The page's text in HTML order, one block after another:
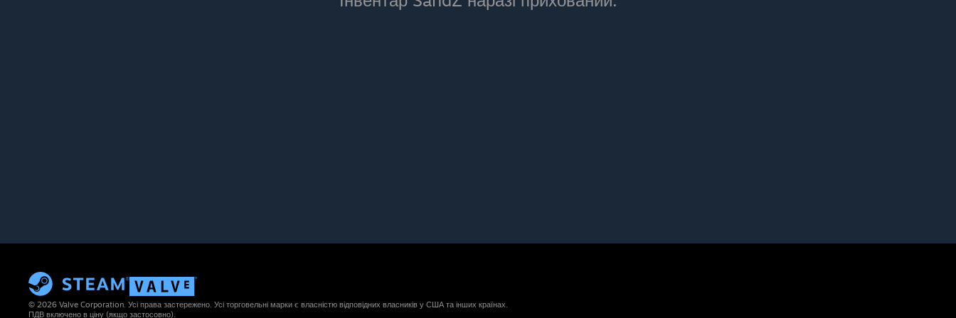
© 2026 Valve Corporation. Усі права застережено. Усі торговельні марки є власністю відповідних власників у США та інших країнах.
ПДВ включено в ціну (якщо застосовно).